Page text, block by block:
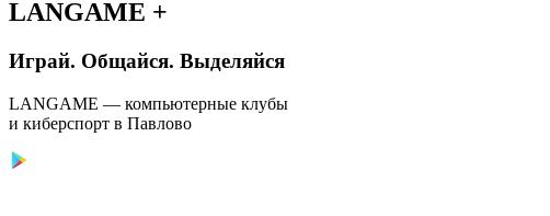
LANGAME +
Играй. Общайся. Выделяйся
LANGAME — компьютерные клубы
и киберспорт в Павлово